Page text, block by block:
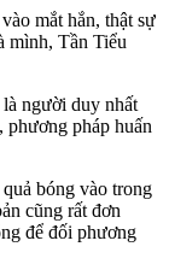
mắt hắn, thật sự
mình, Tần Tiểu
người duy nhất
phương pháp huấn
bóng vào trong
cũng rất đơn
để đối phương